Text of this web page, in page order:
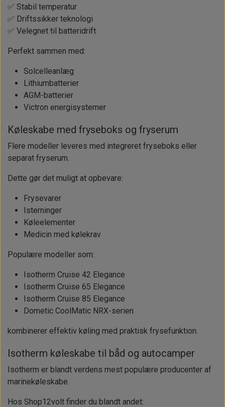
✅ Stabil temperatur
✅ Driftssikker teknologi
✅ Velegnet til batteridrift
Perfekt sammen med:
Solcelleanlæg
Lithiumbatterier
AGM-batterier
Victron energisystemer
Køleskabe med fryseboks og fryserum
Flere modeller leveres med integreret fryseboks eller
separat fryserum.
Dette gør det muligt at opbevare:
Frysevarer
Isterninger
Køleelementer
Medicin med kølekrav
Populære modeller som:
Isotherm Cruise 42 Elegance
Isotherm Cruise 65 Elegance
Isotherm Cruise 85 Elegance
Dometic CoolMatic NRX-serien
kombinerer effektiv køling med praktisk frysefunktion.
Isotherm køleskabe til båd og autocamper
Isotherm er blandt verdens mest populære producenter af
marinekøleskabe.
Hos Shop12volt finder du blandt andet: